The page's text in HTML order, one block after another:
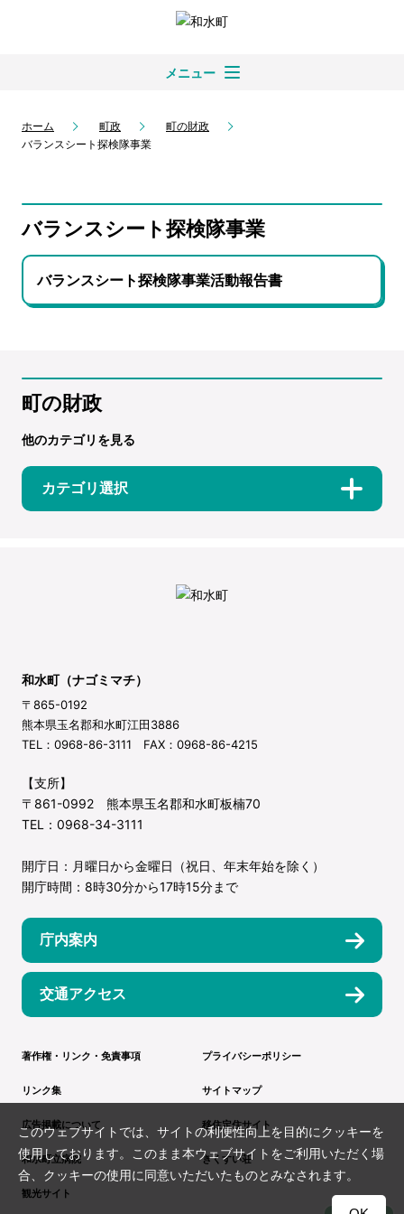
メニュー
ホーム 町政
町の財政
バランスシート探検隊事業
バランスシート探検隊事業
バランスシート探検隊事業活動報告書
町の財政
他のカテゴリを見る
カテゴリ選択
和水町（ナゴミマチ）
〒865-0192
熊本県玉名郡和水町江田3886
TEL：0968-86-3111 FAX：0968-86-4215
【支所】
〒861-0992 熊本県玉名郡和水町板楠70
TEL：0968-34-3111
開庁日：月曜日から金曜日（祝日、年末年始を除く）
開庁時間：8時30分から17時15分まで
庁内案内
交通アクセス
著作権・リンク・免責事項 プライバシーポリシー
リンク集 サイトマップ
広告掲載について 移住定住サイト
和水町立病院 きくすい荘
観光サイト
このウェブサイトでは、サイトの利便性向上を目的にクッキーを
使用しております。このまま本ウェブサイトをご利用いただく場
合、クッキーの使用に同意いただいたものとみなされます。